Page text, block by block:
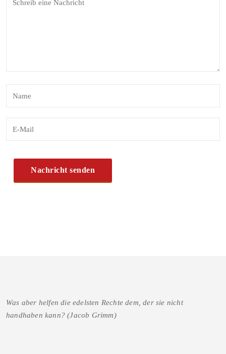
Was aber helfen die edelsten Rechte dem, der sie nicht
handhaben kann? (Jacob Grimm)